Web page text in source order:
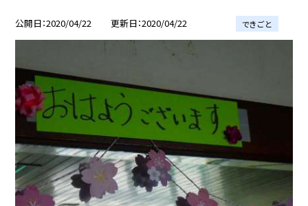
公開日 2020/04/22 更新日 2020/04/22 できごと